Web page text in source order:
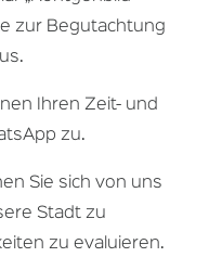
zur Begutachtung
Ihren Zeit- und
zu.
Sie sich von uns
Stadt zu
zu evaluieren.